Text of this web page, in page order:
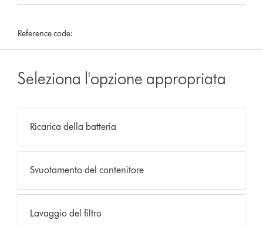
Reference code:
Seleziona l'opzione appropriata
Ricarica della batteria
Svuotamento del contenitore
Lavaggio del filtro